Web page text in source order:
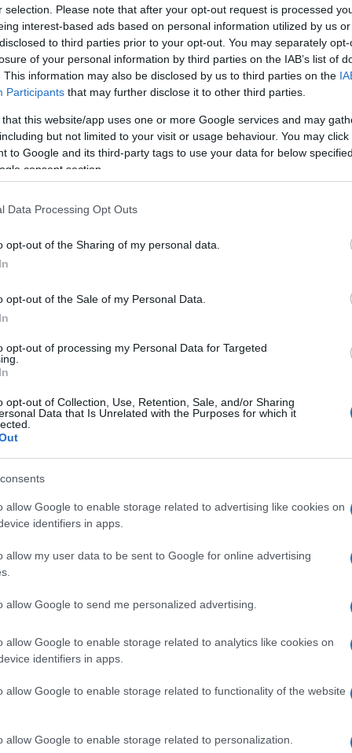
selection. Please note that after your opt-out request is processed
interest-based ads based on personal information utilized by us
to third parties prior to your opt-out. You may separately
of your personal information by third parties on the IAB’s list of
This information may also be disclosed by us to third parties on the
Participants that may further disclose it to other third parties.
that this website/app uses one or more Google services and may
but not limited to your visit or usage behaviour. You may
to Google and its third-party tags to use your data for below
consent section.
Data Processing Opt Outs
opt-out of the Sharing of my personal data.
opt-out of the Sale of my Personal Data.
opt-out of processing my Personal Data for Targeted
opt-out of Collection, Use, Retention, Sale, and/or Sharing
Data that Is Unrelated with the Purposes for which it
allow Google to enable storage related to advertising like cookies on
identifiers in apps.
allow my user data to be sent to Google for online advertising
allow Google to send me personalized advertising.
allow Google to enable storage related to analytics like cookies on
identifiers in apps.
allow Google to enable storage related to functionality of the website
allow Google to enable storage related to personalization.
δραστηριότητα”.
αθωωθούν, αλλά στη συντριπτική
δεν θα φτάσουν καν στο
συναδέλφους-βουλευτές που
της υπόθεσης για να
για μια γελοία κατηγορία»,
ότι «και η Ευρωπαία Εισαγγελέας
οι υποθέσεις μπορούσαν να έρθουν
σκοπιμότητα, αλλά βλέπω μια
Εισαγγελέας ότι η αποστολή ενός
είχε όλο τον χρόνο και θα
ΟΠΕΚΕΠΕ”.
δεν σημαίνει άσκηση δίωξης».